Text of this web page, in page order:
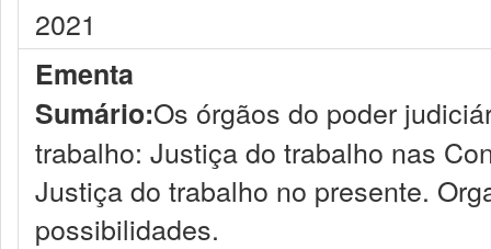
2021
Ementa
Sumário:Os órgãos do poder
trabalho: Justiça do trabalho nas
Justiça do trabalho no presente.
possibilidades.